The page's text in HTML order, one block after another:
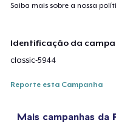
Saiba mais sobre a nossa
Identificação da
classic-5944
Reporte esta Campanha
Mais campanhas da